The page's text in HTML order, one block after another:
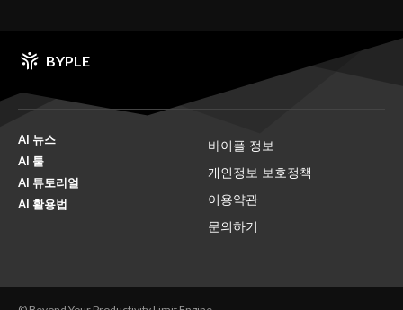
BYPLE
AI 뉴스
AI 툴
AI 튜토리얼
AI 활용법
바이플 정보
개인정보 보호정책
이용약관
문의하기